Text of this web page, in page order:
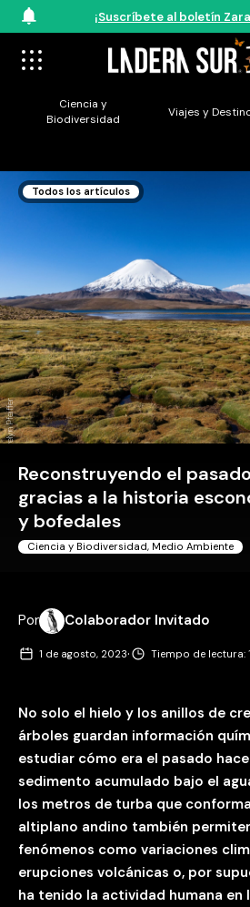
¡Suscríbete al boletín
Ciencia y
Biodiversidad
Viajes y
Evelyn Pfeiffer
Todos los artículos
Reconstruyendo el
gracias a la historia
y bofedales
Ciencia y Biodiversidad, Medio Ambiente
Por Colaborador Invitado
1 de agosto, 2023· Tiempo de lectura:
No solo el hielo y los anillos de
árboles guardan información
estudiar cómo era el pasado
sedimento acumulado bajo el
los metros de turba que
altiplano andino también
fenómenos como variaciones
erupciones volcánicas o, por
ha tenido la actividad humana en